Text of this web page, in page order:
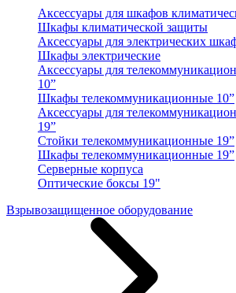
Аксессуары для шкафов
Шкафы климатической защиты
Аксессуары для электрических
Шкафы электрические
Аксессуары для
10”
Шкафы телекоммуникационные 10”
Аксессуары для
19”
Стойки телекоммуникационные 19”
Шкафы телекоммуникационные 19”
Серверные корпуса
Оптические боксы 19"
Взрывозащищенное оборудование